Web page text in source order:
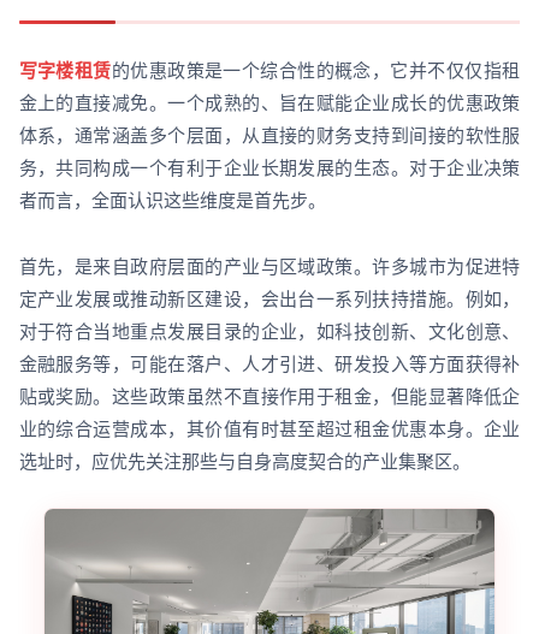
写字楼租赁的优惠政策是一个综合性的概念，它并不仅仅指租
金上的直接减免。一个成熟的、旨在赋能企业成长的优惠政策
体系，通常涵盖多个层面，从直接的财务支持到间接的软性服
务，共同构成一个有利于企业长期发展的生态。对于企业决策
者而言，全面认识这些维度是首先步。
首先，是来自政府层面的产业与区域政策。许多城市为促进特
定产业发展或推动新区建设，会出台一系列扶持措施。例如，
对于符合当地重点发展目录的企业，如科技创新、文化创意、
金融服务等，可能在落户、人才引进、研发投入等方面获得补
贴或奖励。这些政策虽然不直接作用于租金，但能显著降低企
业的综合运营成本，其价值有时甚至超过租金优惠本身。企业
选址时，应优先关注那些与自身高度契合的产业集聚区。